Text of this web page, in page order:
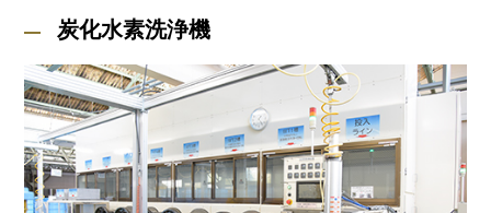
炭化水素洗浄機